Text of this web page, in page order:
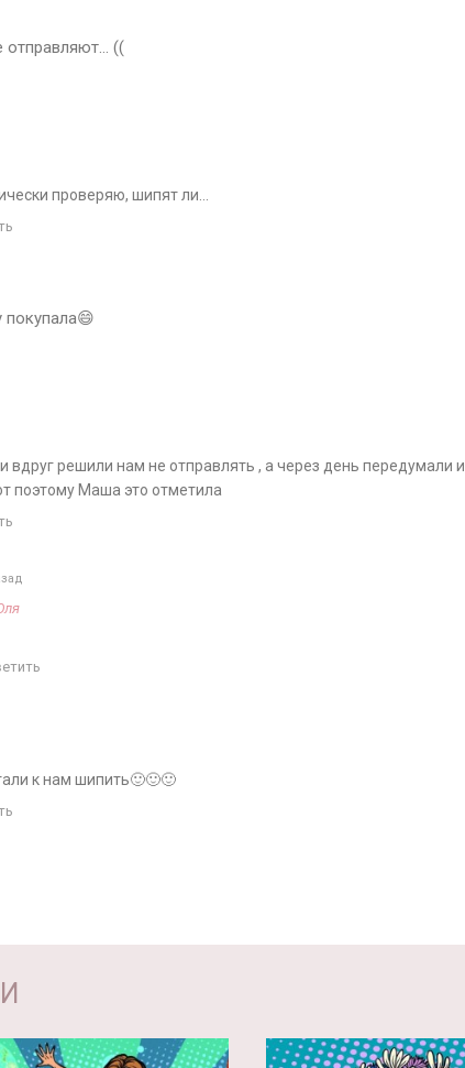
отправляют… ((
проверяю, шипят ли…
вдруг решили нам не отправлять , а через день передумали и
поэтому Маша это отметила
к нам шипить🙂🙂🙂